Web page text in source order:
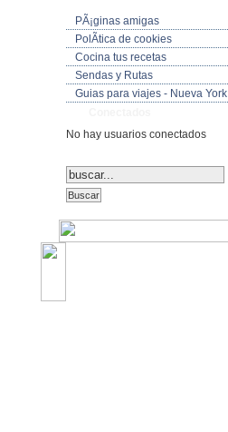
PÃ¡ginas amigas
PolÃ­tica de cookies
Cocina tus recetas
Sendas y Rutas
Guias para viajes - Nueva York
No hay usuarios conectados